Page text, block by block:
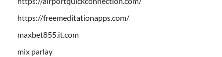
https://freemeditationapps.com/
maxbet855.it.com
mix parlay